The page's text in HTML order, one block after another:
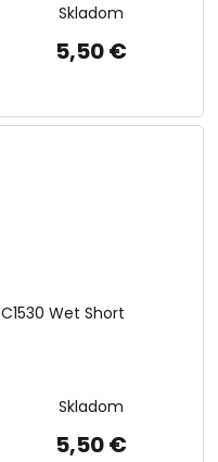
Skladom
5,50 €
C1530 Wet Short
Skladom
5,50 €